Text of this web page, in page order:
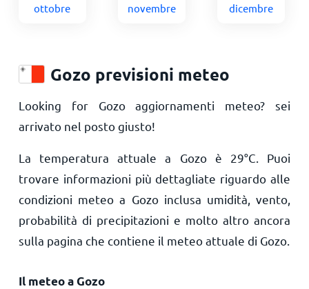
ottobre novembre dicembre
Gozo previsioni meteo
Looking for Gozo aggiornamenti meteo? sei
arrivato nel posto giusto!
La temperatura attuale a Gozo è 29°C . Puoi
trovare informazioni più dettagliate riguardo alle
condizioni meteo a Gozo inclusa umidità, vento,
probabilità di precipitazioni e molto altro ancora
sulla pagina che contiene il meteo attuale di Gozo.
Il meteo a Gozo